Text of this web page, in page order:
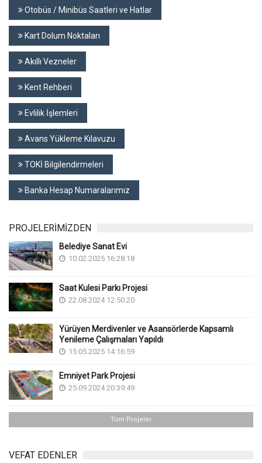
Otobüs / Minibüs Saatleri ve Hatlar
Kart Dolum Noktaları
Akıllı Vezneler
Kent Rehberi
Evlilik İşlemleri
Avans Yükleme Kılavuzu
TOKİ Bilgilendirmeleri
Banka Hesap Numaralarımız
PROJELERİMİZDEN
Belediye Sanat Evi
10.02.2025 16:28:18
Saat Kulesi Parkı Projesi
22.08.2024 12:50:20
Yürüyen Merdivenler ve Asansörlerde Kapsamlı
Yenileme Çalışmaları Yapıldı
15.05.2025 14:16:59
Emniyet Park Projesi
25.09.2024 20:39:49
Tüm Projeler
VEFAT EDENLER